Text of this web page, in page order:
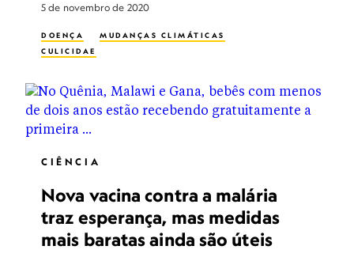
5 de novembro de 2020
DOENÇA
MUDANÇAS CLIMÁTICAS
CULICIDAE
CIÊNCIA
Nova vacina contra a malária
traz esperança, mas medidas
mais baratas ainda são úteis